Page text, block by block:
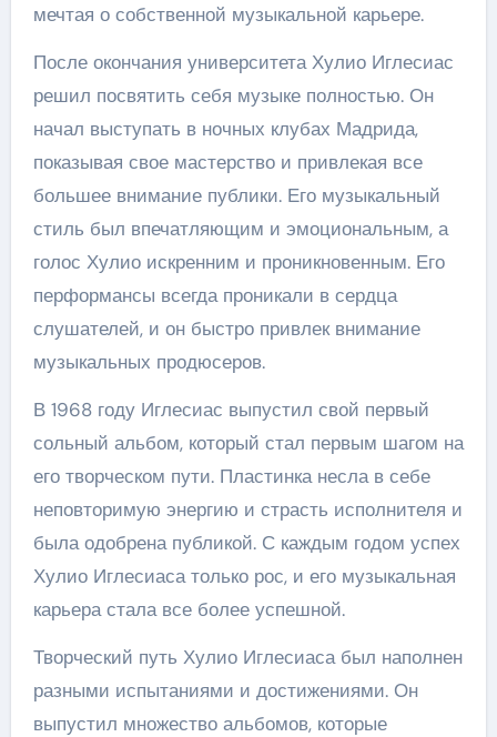
мечтая о собственной музыкальной карьере.
После окончания университета Хулио Иглесиас
решил посвятить себя музыке полностью. Он
начал выступать в ночных клубах Мадрида,
показывая свое мастерство и привлекая все
большее внимание публики. Его музыкальный
стиль был впечатляющим и эмоциональным, а
голос Хулио искренним и проникновенным. Его
перформансы всегда проникали в сердца
слушателей, и он быстро привлек внимание
музыкальных продюсеров.
В 1968 году Иглесиас выпустил свой первый
сольный альбом, который стал первым шагом на
его творческом пути. Пластинка несла в себе
неповторимую энергию и страсть исполнителя и
была одобрена публикой. С каждым годом успех
Хулио Иглесиаса только рос, и его музыкальная
карьера стала все более успешной.
Творческий путь Хулио Иглесиаса был наполнен
разными испытаниями и достижениями. Он
выпустил множество альбомов, которые